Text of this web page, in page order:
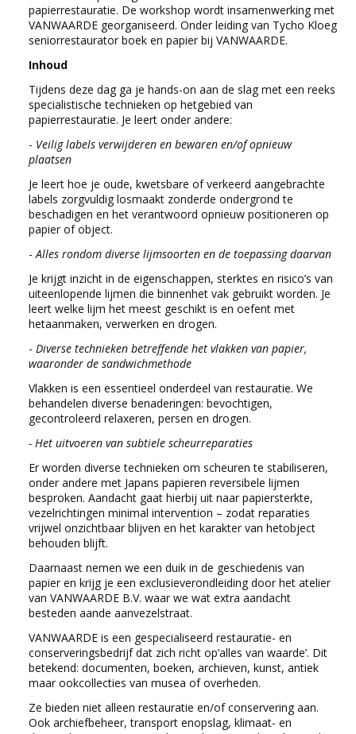
papierrestauratie. De workshop wordt insamenwerking met
VANWAARDE georganiseerd. Onder leiding van Tycho Kloeg
seniorrestaurator boek en papier bij VANWAARDE.
Inhoud
Tijdens deze dag ga je hands-on aan de slag met een reeks
specialistische technieken op hetgebied van
papierrestauratie. Je leert onder andere:
- Veilig labels verwijderen en bewaren en/of opnieuw
plaatsen
Je leert hoe je oude, kwetsbare of verkeerd aangebrachte
labels zorgvuldig losmaakt zonderde ondergrond te
beschadigen en het verantwoord opnieuw positioneren op
papier of object.
-Alles rondom diverse lijmsoorten en de toepassing daarvan
Je krijgt inzicht in de eigenschappen, sterktes en risico’s van
uiteenlopende lijmen die binnenhet vak gebruikt worden. Je
leert welke lijm het meest geschikt is en oefent met
hetaanmaken, verwerken en drogen.
- Diverse technieken betreffende het vlakken van papier,
waaronder de sandwichmethode
Vlakken is een essentieel onderdeel van restauratie. We
behandelen diverse benaderingen: bevochtigen,
gecontroleerd relaxeren, persen en drogen.
- Het uitvoeren van subtiele scheurreparaties
Er worden diverse technieken om scheuren te stabiliseren,
onder andere met Japans papieren reversibele lijmen
besproken. Aandacht gaat hierbij uit naar papiersterkte,
vezelrichtingen minimal intervention – zodat reparaties
vrijwel onzichtbaar blijven en het karakter van hetobject
behouden blijft.
Daarnaast nemen we een duik in de geschiedenis van
papier en krijg je een exclusieverondleiding door het atelier
van VANWAARDE B.V. waar we wat extra aandacht
besteden aande aanvezelstraat.
VANWAARDE is een gespecialiseerd restauratie- en
conserveringsbedrijf dat zich richt op‘alles van waarde’. Dit
betekend: documenten, boeken, archieven, kunst, antiek
maar ookcollecties van musea of overheden.
Ze bieden niet alleen restauratie en/of conservering aan.
Ook archiefbeheer, transport enopslag, klimaat- en